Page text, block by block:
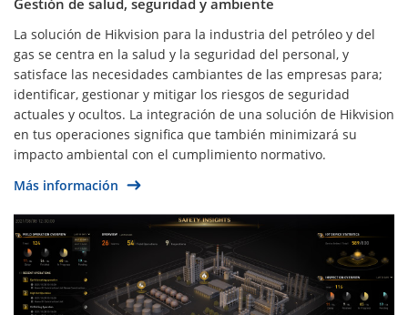
Gestión de salud, seguridad y ambiente
La solución de Hikvision para la industria del petróleo y del
gas se centra en la salud y la seguridad del personal, y
satisface las necesidades cambiantes de las empresas para;
identificar, gestionar y mitigar los riesgos de seguridad
actuales y ocultos. La integración de una solución de Hikvision
en tus operaciones significa que también minimizará su
impacto ambiental con el cumplimiento normativo.
Más información